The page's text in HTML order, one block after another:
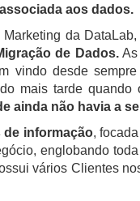
aos dados.
da DataLab,
de Dados.As
vindo desde
mais tarde quando
ainda não havia a
de informação,
englobando
vários Clientes